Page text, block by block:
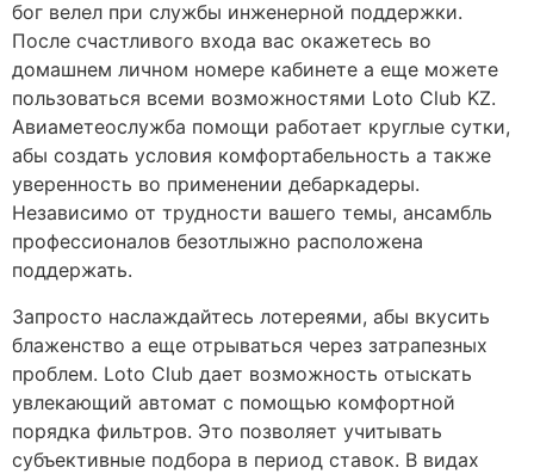
бог велел при службы инженерной поддержки.
После счастливого входа вас окажетесь во
домашнем личном номере кабинете а еще можете
пользоваться всеми возможностями Loto Club KZ.
Авиаметеослужба помощи работает круглые сутки,
абы создать условия комфортабельность а также
уверенность во применении дебаркадеры.
Независимо от трудности вашего темы, ансамбль
профессионалов безотлыжно расположена
поддержать.
Запросто наслаждайтесь лотереями, абы вкусить
блаженство а еще отрываться через затрапезных
проблем. Loto Club дает возможность отыскать
увлекающий автомат с помощью комфортной
порядка фильтров. Это позволяет учитывать
субъективные подбора в период ставок. В видах